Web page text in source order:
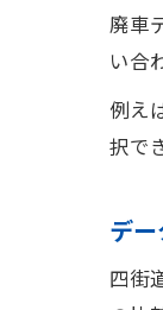
廃車
い合
例え
択で
デ
四街